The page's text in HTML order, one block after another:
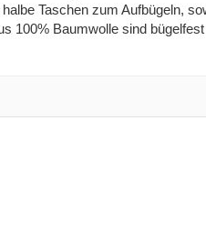
Taschen zum Aufbügeln,
100% Baumwolle sind